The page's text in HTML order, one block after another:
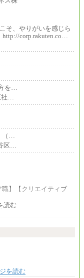
そ、やりがいを感じら
http://corp.rakuten.co…
を…
社…
（…
区…
職】【クリエイティブ
ざいません 。
円
円
読む
を読む